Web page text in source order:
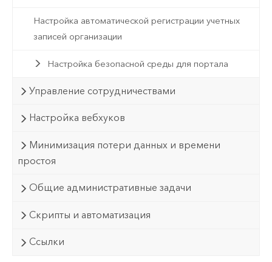
Настройка автоматической регистрации учетных
записей организации
Настройка безопасной среды для портала
Управление сотрудничествами
Настройка вебхуков
Минимизация потери данных и времени
простоя
Общие административные задачи
Скрипты и автоматизация
Ссылки